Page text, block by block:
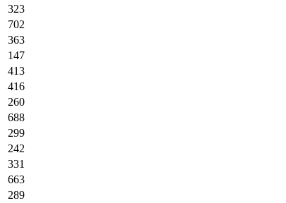
323
702
363
147
413
416
260
688
299
242
331
663
289